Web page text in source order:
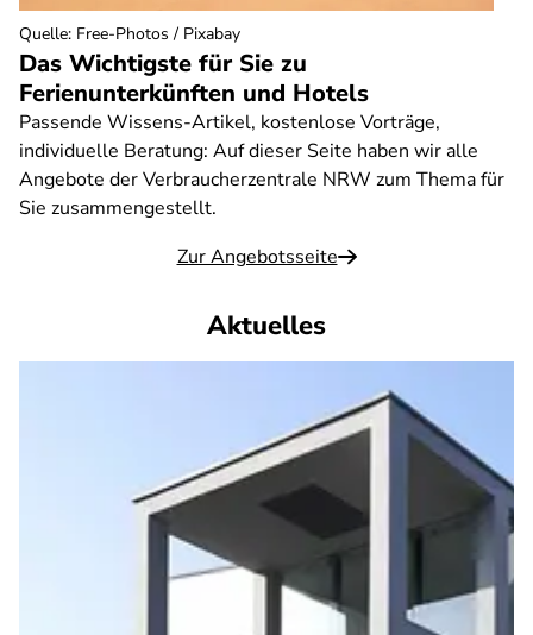
Das Wichtigste für Sie zu
Ferienunterkünften und Hotels
Passende Wissens-Artikel, kostenlose Vorträge,
individuelle Beratung: Auf dieser Seite haben wir alle
Angebote der Verbraucherzentrale NRW zum Thema für
Sie zusammengestellt.
Zur Angebotsseite
Quelle: Free-Photos / Pixabay
Aktuelles